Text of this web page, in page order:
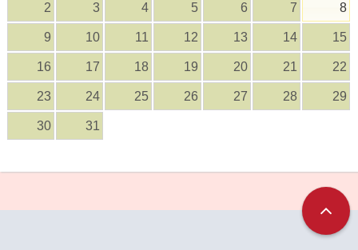
2 3 4 5 6 7 8
9 10 11 12 13 14 15
16 17 18 19 20 21 22
23 24 25 26 27 28 29
30 31